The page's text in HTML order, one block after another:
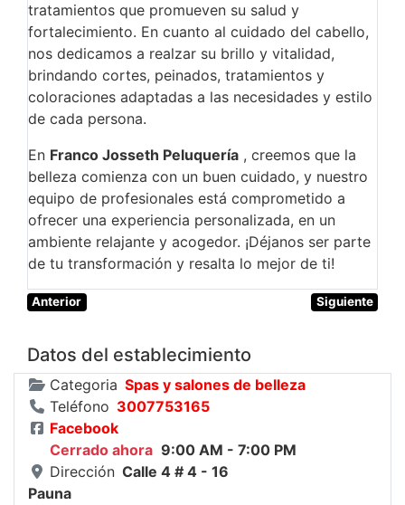
tratamientos que promueven su salud y
fortalecimiento. En cuanto al cuidado del cabello,
nos dedicamos a realzar su brillo y vitalidad,
brindando cortes, peinados, tratamientos y
coloraciones adaptadas a las necesidades y estilo
de cada persona.
En Franco Josseth Peluquería , creemos que la
belleza comienza con un buen cuidado, y nuestro
equipo de profesionales está comprometido a
ofrecer una experiencia personalizada, en un
ambiente relajante y acogedor. ¡Déjanos ser parte
de tu transformación y resalta lo mejor de ti!
Anterior Siguiente
Datos del establecimiento
Categoria Spas y salones de belleza
Teléfono 3007753165
Facebook
Cerrado ahora 9:00 AM - 7:00 PM
Dirección Calle 4 # 4 - 16
Pauna